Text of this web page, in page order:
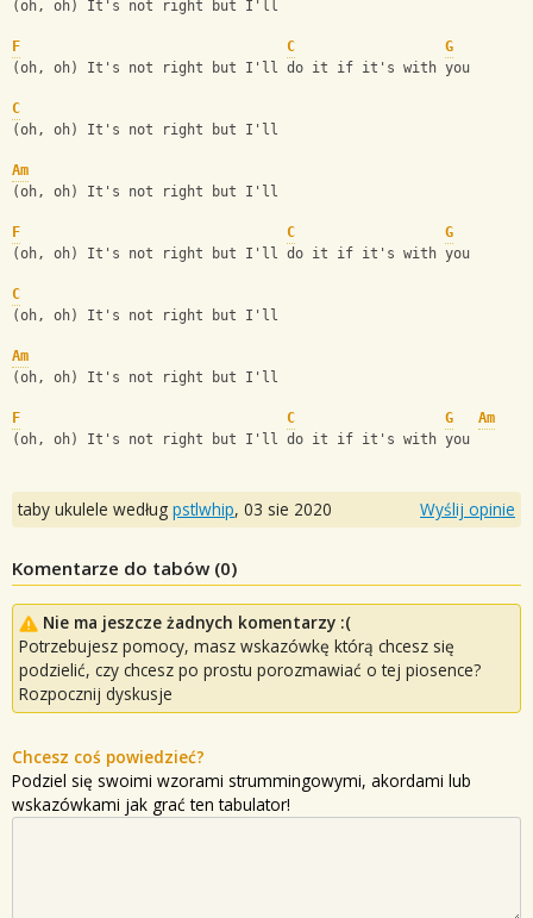
(oh, oh) It's not right but I'll
F C
G
(oh, oh) It's not right but I'll do it if it's with you
C
(oh, oh) It's not right but I'll
Am
(oh, oh) It's not right but I'll
F C
G
(oh, oh) It's not right but I'll do it if it's with you
C
(oh, oh) It's not right but I'll
Am
(oh, oh) It's not right but I'll
F C G
Am
(oh, oh) It's not right but I'll do it if it's with you
taby ukulele według pstlwhip, 03 sie 2020 Wyślij opinie
Komentarze do tabów (0)
Nie ma jeszcze żadnych komentarzy :(
Potrzebujesz pomocy, masz wskazówkę którą chcesz się
podzielić, czy chcesz po prostu porozmawiać o tej piosence?
Rozpocznij dyskusje
Chcesz coś powiedzieć?
Podziel się swoimi wzorami strummingowymi, akordami lub
wskazówkami jak grać ten tabulator!